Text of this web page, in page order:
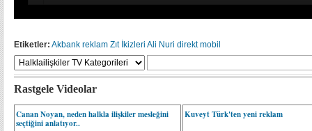
Etiketler: Akbank reklam Zıt İkizleri Ali Nuri direkt mobil
Rastgele Videolar
Canan Noyan, neden halkla ilişkiler mesleğini
seçtiğini anlatıyor..
Kuveyt Türk'ten yeni reklam